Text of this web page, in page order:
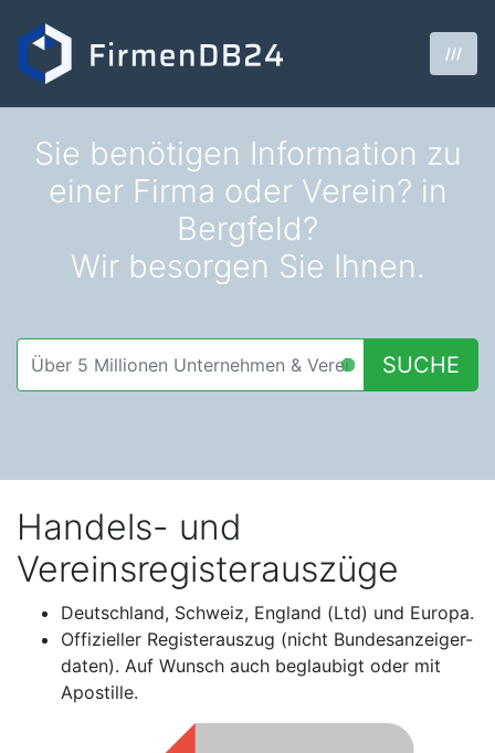
///
Sie benötigen Information zu
einer Firma oder Verein? in
Bergfeld?
Wir besorgen Sie Ihnen.
SUCHE
Handels- und
Vereinsregisterauszüge
Deutschland, Schweiz, England (Ltd) und Europa.
Offizieller Registerauszug (nicht Bundesanzeiger-
daten). Auf Wunsch auch beglaubigt oder mit
Apostille.